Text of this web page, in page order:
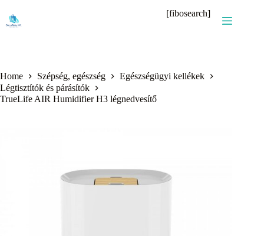
content
[fibosearch]
Home Szépség, egészség
Egészségügyi kellékek
Légtisztítók és párásítók
TrueLife AIR Humidifier H3 légnedvesítő